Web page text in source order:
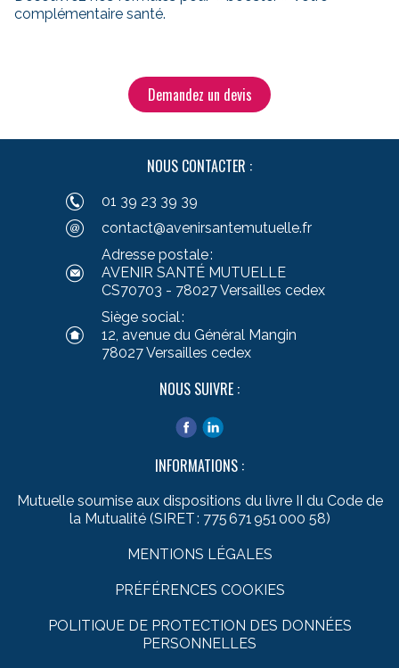
complémentaire santé.
Demandez un devis
NOUS CONTACTER :
01 39 23 39 39
contact@avenirsantemutuelle.fr
Adresse postale :
AVENIR SANTÉ MUTUELLE
CS70703 - 78027 Versailles cedex
Siège social :
12, avenue du Général Mangin
78027 Versailles cedex
NOUS SUIVRE :
INFORMATIONS :
Mutuelle soumise aux dispositions du livre II du Code de
la Mutualité (SIRET : 775 671 951 000 58)
MENTIONS LÉGALES
PRÉFÉRENCES COOKIES
POLITIQUE DE PROTECTION DES DONNÉES
PERSONNELLES